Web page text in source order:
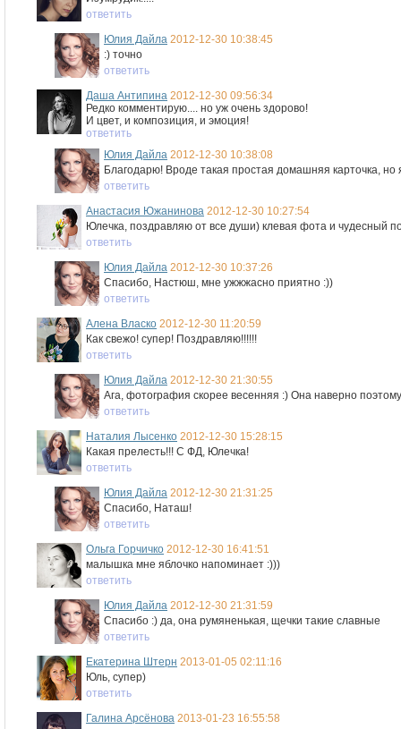
ответить
Юлия Дайла 2012-12-30 10:38:45
:) точно
ответить
Даша Антипина 2012-12-30 09:56:34
Редко комментирую.... но уж очень здорово!
И цвет, и композиция, и эмоция!
ответить
Юлия Дайла 2012-12-30 10:38:08
Благодарю! Вроде такая простая домашняя карточка,
ответить
Анастасия Южанинова 2012-12-30 10:27:54
Юлечка, поздравляю от все души) клевая фота и чудесный
ответить
Юлия Дайла 2012-12-30 10:37:26
Спасибо, Настюш, мне ужжжасно приятно :))
ответить
Алена Власко 2012-12-30 11:20:59
Как свежо! супер! Поздравляю!!!!!!
ответить
Юлия Дайла 2012-12-30 21:30:55
Ага, фотография скорее весенняя :) Она наверно
ответить
Наталия Лысенко 2012-12-30 15:28:15
Какая прелесть!!! С ФД, Юлечка!
ответить
Юлия Дайла 2012-12-30 21:31:25
Спасибо, Наташ!
ответить
Ольга Горчичко 2012-12-30 16:41:51
малышка мне яблочко напоминает :)))
ответить
Юлия Дайла 2012-12-30 21:31:59
Спасибо :) да, она румяненькая, щечки такие славные
ответить
Екатерина Штерн 2013-01-05 02:11:16
Юль, супер)
ответить
Галина Арсёнова 2013-01-23 16:55:58